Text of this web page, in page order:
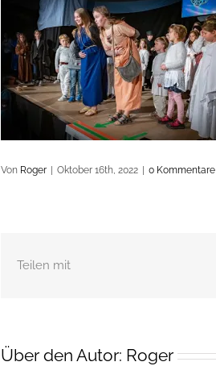
Von Roger Oktober 16th, 2022 0 Kommentare
Teilen mit
Über den Autor: Roger